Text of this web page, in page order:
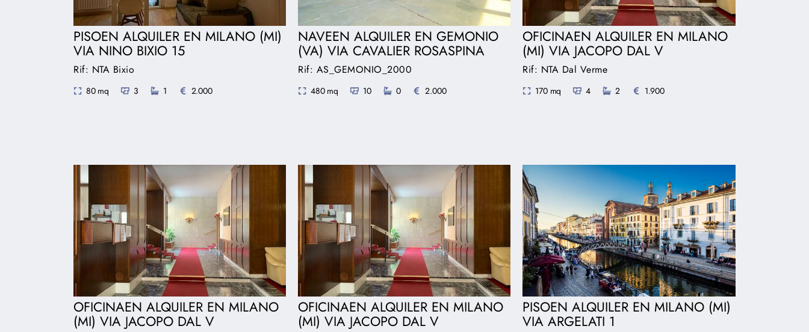
PISOEN ALQUILER EN MILANO (MI)
VIA NINO BIXIO 15
Rif: NTA Bixio
80 mq 3 1 2.000
NAVEEN ALQUILER EN GEMONIO
(VA) VIA CAVALIER ROSASPINA
Rif: AS_GEMONIO_2000
480 mq 10 0 2.000
OFICINAEN ALQUILER EN MILANO
(MI) VIA JACOPO DAL V
Rif: NTA Dal Verme
170 mq 4 2 1.900
OFICINAEN ALQUILER EN MILANO
(MI) VIA JACOPO DAL V
OFICINAEN ALQUILER EN MILANO
(MI) VIA JACOPO DAL V
PISOEN ALQUILER EN MILANO (MI)
VIA ARGELATI 1